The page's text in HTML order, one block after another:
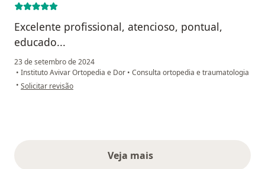
Excelente profissional, atencioso, pontual,
educado...
23 de setembro de 2024
• Instituto Avivar Ortopedia e Dor • Consulta ortopedia e traumatologia
• na opinião do utilizador Licia guimaraes
Solicitar revisão
Veja maisopiniões acima